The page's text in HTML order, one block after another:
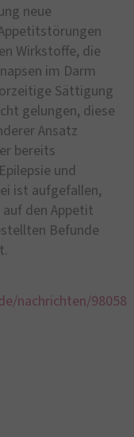
neue
Wirkstoffe, die
im Darm
Sättigung
gelungen, diese
Ansatz
bereits
und
ist aufgefallen,
den Appetit
Befunde
nachrichten/98058